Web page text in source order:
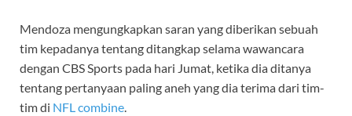
Mendoza mengungkapkan saran yang diberikan sebuah
tim kepadanya tentang ditangkap selama wawancara
dengan CBS Sports pada hari Jumat, ketika dia ditanya
tentang pertanyaan paling aneh yang dia terima dari tim-
tim di NFL combine.